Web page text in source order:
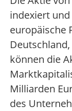
indexiert
europäische
können die
Milliarden
des